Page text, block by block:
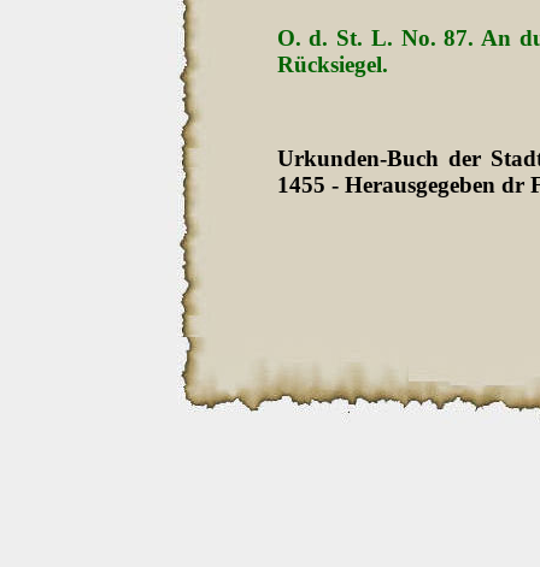
O. d. St. L. No. 87. An
Rücksiegel.
Urkunden-Buch der
1455 - Herausgegeben